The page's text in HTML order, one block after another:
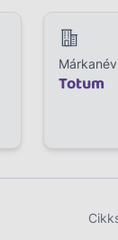
Márkanév
Totum